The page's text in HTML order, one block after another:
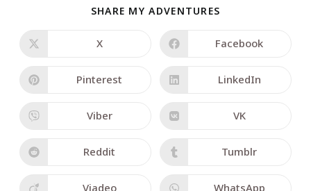
SHARE MY ADVENTURES
X Facebook
Pinterest LinkedIn
Viber VK
Reddit Tumblr
Viadeo WhatsApp